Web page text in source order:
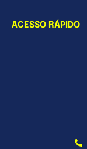
ACESSO RÁPIDO